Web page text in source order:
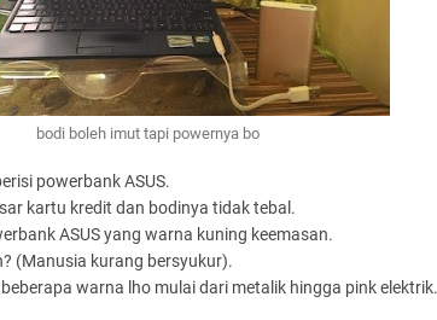
bodi boleh imut tapi powernya bo
powerbank ASUS.
kartu kredit dan bodinya tidak tebal.
ASUS yang warna kuning keemasan.
(Manusia kurang bersyukur).
warna lho mulai dari metalik hingga pink elektrik.